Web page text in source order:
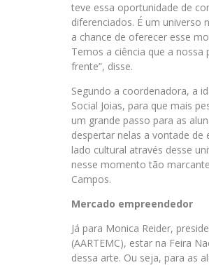
teve essa oportunidade de
diferenciados. É um universo
a chance de oferecer esse
Temos a ciência que a
frente”, disse.
Segundo a coordenadora, a
Social Joias, para que mais
um grande passo para as
despertar nelas a vontade
lado cultural através desse
nesse momento tão
Campos.
Mercado empreendedor
Já para Monica Reider,
(AARTEMC), estar na Feira
dessa arte. Ou seja, para as